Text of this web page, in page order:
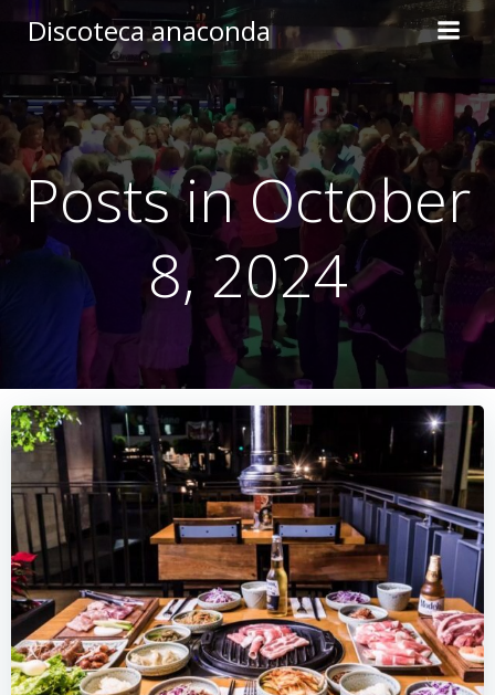
Skip
to
content
Discoteca anaconda
Posts in October
8, 2024